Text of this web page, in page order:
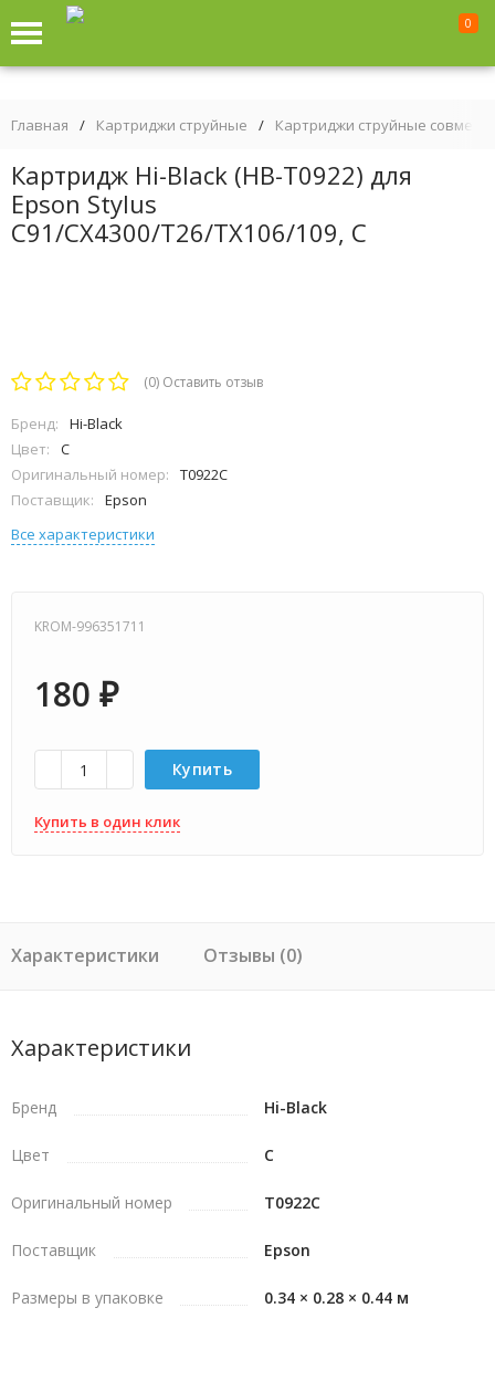
0
Главная / Картриджи струйные / Картриджи струйные
Картридж Hi-Black (HB-T0922) для
Epson Stylus
C91/CX4300/T26/TX106/109, C
(0) Оставить отзыв
Бренд:
Hi-Black
Цвет:
C
Оригинальный номер:
T0922C
Поставщик:
Epson
Все характеристики
KROM-996351711
180 ₽
Купить
Купить в один клик
Характеристики Отзывы (0)
Характеристики
Бренд Hi-Black
Цвет C
Оригинальный номер T0922C
Поставщик Epson
Размеры в упаковке 0.34 × 0.28 × 0.44 м